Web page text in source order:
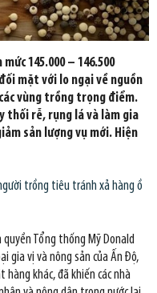
145.000 – 146.500
mặt với lo ngại về nguồn
vùng trồng trọng điểm.
thối rễ, rụng lá và làm gia
sản lượng vụ mới. Hiện
trồng tiêu tránh xả hàng ồ
Tổng thống Mỹ Donald
gia vị và nông sản của Ấn Độ,
khác, đã khiến các nhà